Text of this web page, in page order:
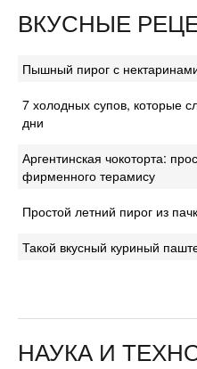
ВКУСНЫЕ
Пышный пирог с
7 холодных супов, которые
дни
Аргентинская чокоторта:
фирменного терамису
Простой летний пирог из
Такой вкусный куриный
НАУКА И